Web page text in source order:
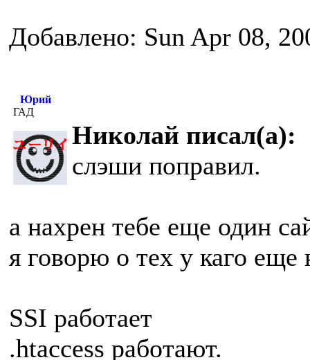
Добавлено: Sun Apr 08,
Юрий
ГАД
Николай писал(а):
слэши поправил.
а нахрен тебе еще один
я говорю о тех у каго еще
SSI работает
.htaccess работают.